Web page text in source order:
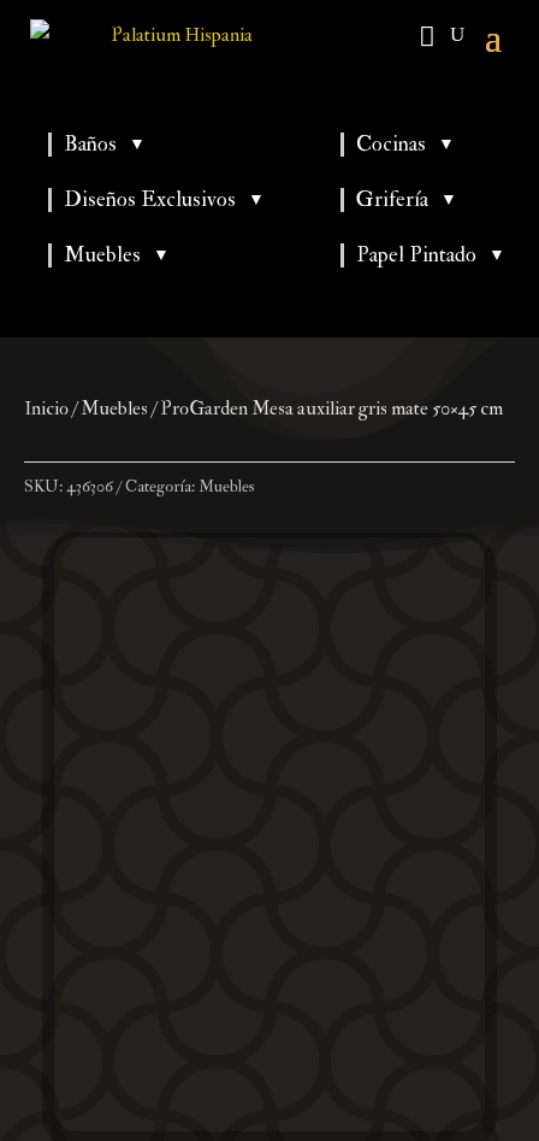
Baños ▼ Cocinas ▼
Diseños Exclusivos ▼ Grifería ▼
Muebles ▼ Papel Pintado ▼
Inicio/Muebles / ProGarden Mesa auxiliar gris mate 50×45 cm
SKU:436306 Categoría:Muebles